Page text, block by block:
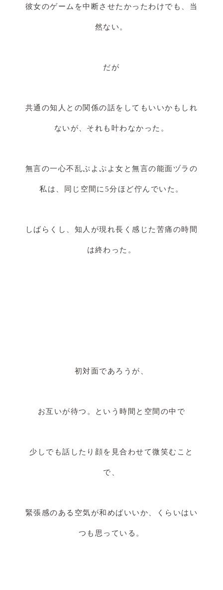
彼女のゲームを中断させたかったわけでも、当
然ない。
だが
共通の知人との関係の話をしてもいいかもしれ
ないが、それも叶わなかった。
無言の一心不乱ぷよぷよ女と無言の能面ヅラの
私は、同じ空間に5分ほど佇んでいた。
しばらくし、知人が現れ長く感じた苦痛の時間
は終わった。
初対面であろうが、
お互いが待つ。という時間と空間の中で
少しでも話したり顔を見合わせて微笑むこと
で、
緊張感のある空気が和めばいいか、くらいはい
つも思っている。